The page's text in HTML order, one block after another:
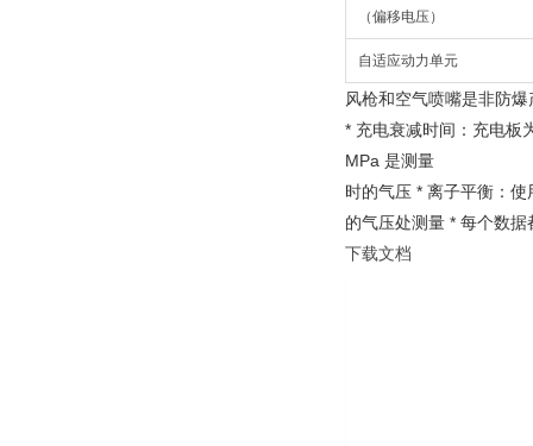
（偏移电压）
自适应动力单元
风枪和空气喷嘴是非防爆
* 充电衰减时间：充电板
MPa 是测量
时的气压 * 离子平衡：
的气压处测量 * 每个数
下载文档